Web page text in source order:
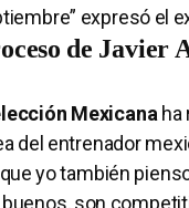
expresó el
de Javier
Mexicana ha
del entrenador
yo también
son